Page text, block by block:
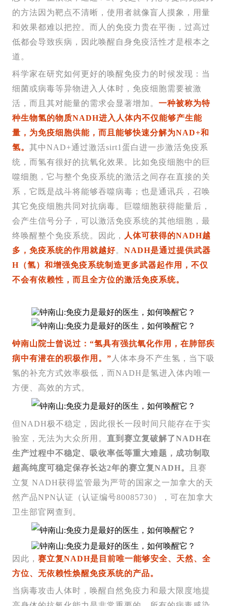
的方法因为靶点不清晰，使用者就像盲人摸象，用量
和效果都难以把控。而人的免疫力贵在平衡，过高过
低都会导致疾病，因此唤醒自身免疫活性才是根本之
道。
科学家在研究如何更好的唤醒免疫力的时候发现：当
细菌或病毒等异物进入人体时，免疫细胞需要被激
活，而且其对能量的需求会显著增加。 一种被称为特
种生物氢的物质NADH进入人体内不仅能够产生能
量，为免疫细胞供能，而且能够快速分解为NAD+和
氢。 其中NAD+通过激活sirt1蛋白进一步激活免疫系
统，而氢有很好的抗氧化效果。比如免疫细胞中的巨
噬细胞，它与整个免疫系统的激活之间存在直接的关
系，它既是战斗将能够吞噬病毒；也是通讯兵，召唤
其它免疫细胞共同对抗病毒。巨噬细胞获得能量后，
会产生信号分子，可以激活免疫系统的其他细胞，最
终唤醒整个免疫系统。因此，
人体可获得的NADH越
多，免疫系统的作用就越好。 NADH是通过提供武器
H（氢）和增强免疫系统制造更多武器起作用，不仅
不会有依赖性，而且全方位的激活免疫系统。
钟南山院士曾说过： “氢具有强抗氧化作用，在肺部疾
病中有潜在的积极作用。” 人体本身不产生氢，当下吸
氢的补充方式效率极低，而NADH是氢进入体内唯一
方便、高效的方式。
但NADH极不稳定，因此很长一段时间只能存在于实
验室，无法为大众所用。 直到赛立复破解了NADH在
生产过程中不稳定、吸收率低等重大难题，成功制取
超高纯度可稳定保存长达2年的赛立复NADH。
且赛
立复 NADH获得监管最为严苛的国家之一加拿大的天
然产品NPN认证（认证编号80085730），可在加拿大
卫生部官网查到。
因此， 赛立复NADH是目前唯一能够安全、天然、全
方位、无依赖性焕醒免疫系统的产品。
当病毒攻击人体时，唤醒自然免疫力和最大限度地提